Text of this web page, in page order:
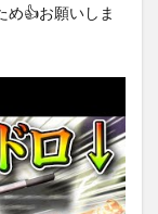
め👍お願いしま